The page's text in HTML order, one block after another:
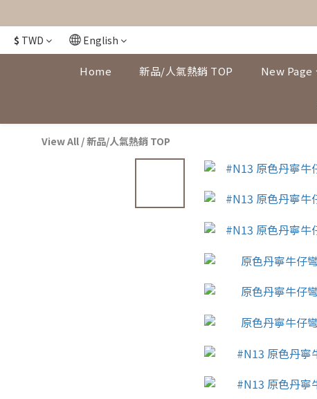
$ TWD English
Home 新品/人氣熱銷 TOP New Page
View All /新品/人氣熱銷 TOP